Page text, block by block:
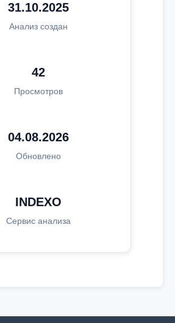
31.10.2025
Анализ создан
42
Просмотров
04.08.2026
Обновлено
INDEXO
Сервис анализа